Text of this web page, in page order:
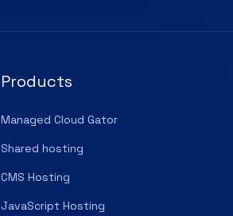
Products
Managed Cloud Gator
Shared hosting
CMS Hosting
JavaScript Hosting